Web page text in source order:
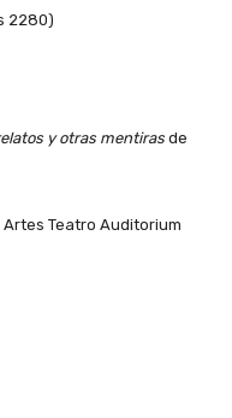
2280)
y otras mentirasde
Teatro Auditorium